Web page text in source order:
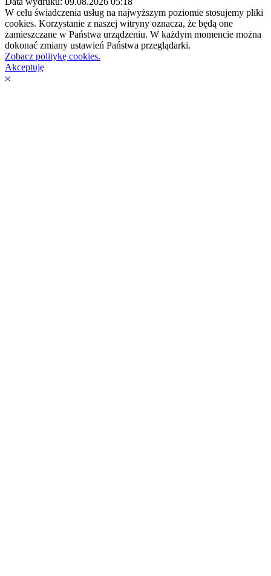
W celu świadczenia usług na najwyższym poziomie stosujemy pliki
cookies. Korzystanie z naszej witryny oznacza, że będą one
zamieszczane w Państwa urządzeniu. W każdym momencie można
dokonać zmiany ustawień Państwa przeglądarki.
Zobacz politykę cookies.
Akceptuję